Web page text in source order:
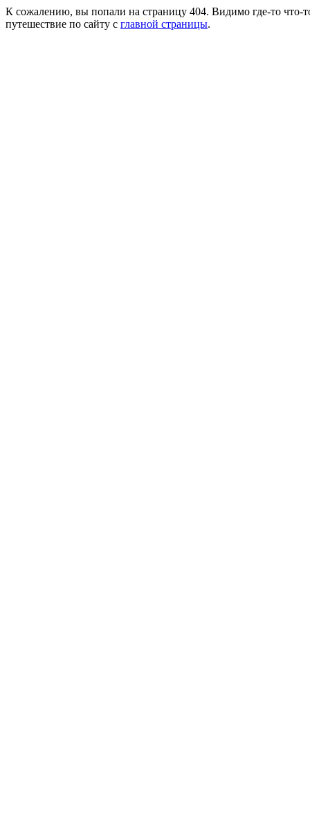
К сожалению, вы попали на страницу 404. Видимо где-то что-
путешествие по сайту с главной страницы.